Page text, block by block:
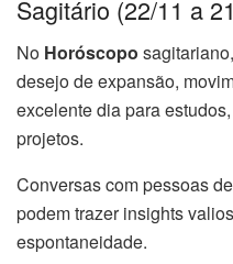
Sagitário (22/11 a
No Horóscopo
desejo de expansão,
excelente dia para
projetos.
Conversas com pessoas
podem trazer insights
espontaneidade.